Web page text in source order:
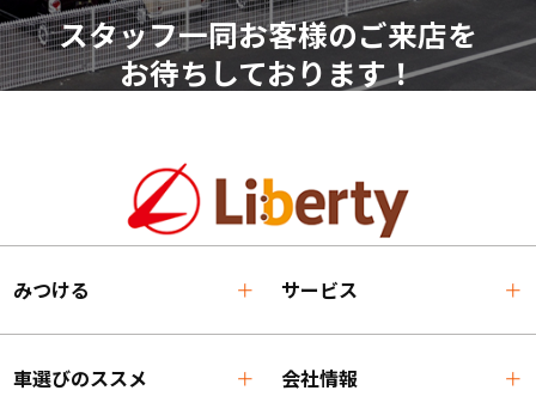
スタッフ一同お客様のご来店を
お待ちしております！
みつける サービス
車選びのススメ 会社情報